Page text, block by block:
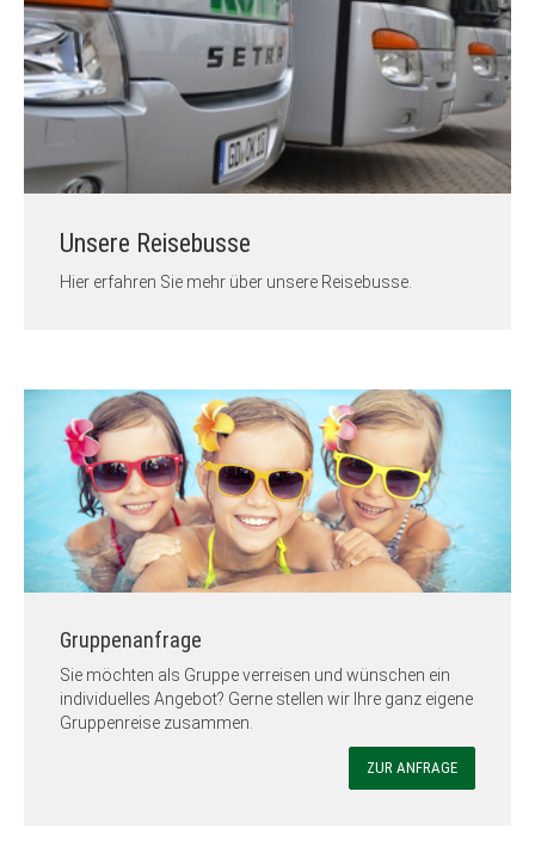
Unsere Reisebusse
Hier erfahren Sie mehr über unsere Reisebusse.
Gruppenanfrage
Sie möchten als Gruppe verreisen und wünschen ein
individuelles Angebot? Gerne stellen wir Ihre ganz eigene
Gruppenreise zusammen.
ZUR ANFRAGE